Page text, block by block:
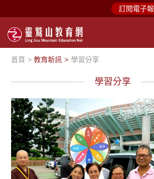
訂閱電子報
首頁 教育新訊 學習分享
學習分享